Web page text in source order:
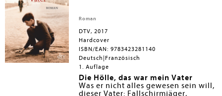
Roman
DTV, 2017
Hardcover
ISBN/EAN: 9783423281140
Deutsch|Französisch
1. Auflage
Die Hölle, das war mein Vater
Was er nicht alles gewesen sein will,
dieser Vater: Fallschirmjäger,